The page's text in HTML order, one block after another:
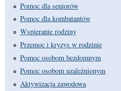
Pomoc dla seniorów
Pomoc dla kombatantów
Wspieranie rodziny
Przemoc i kryzys w rodzinie
Pomoc osobom bezdomnym
Pomoc osobom uzależnionym
Aktywizacja zawodowa